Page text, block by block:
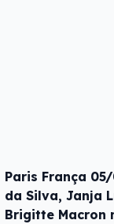
Paris França
da Silva, Janja
Brigitte Macron